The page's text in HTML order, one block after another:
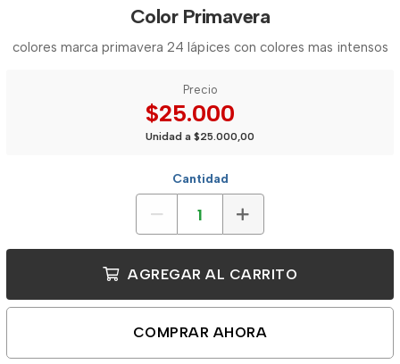
Color Primavera
colores marca primavera 24 lápices con colores mas intensos
Precio
$25.000
Unidad a $25.000,00
Cantidad
AGREGAR AL CARRITO
COMPRAR AHORA